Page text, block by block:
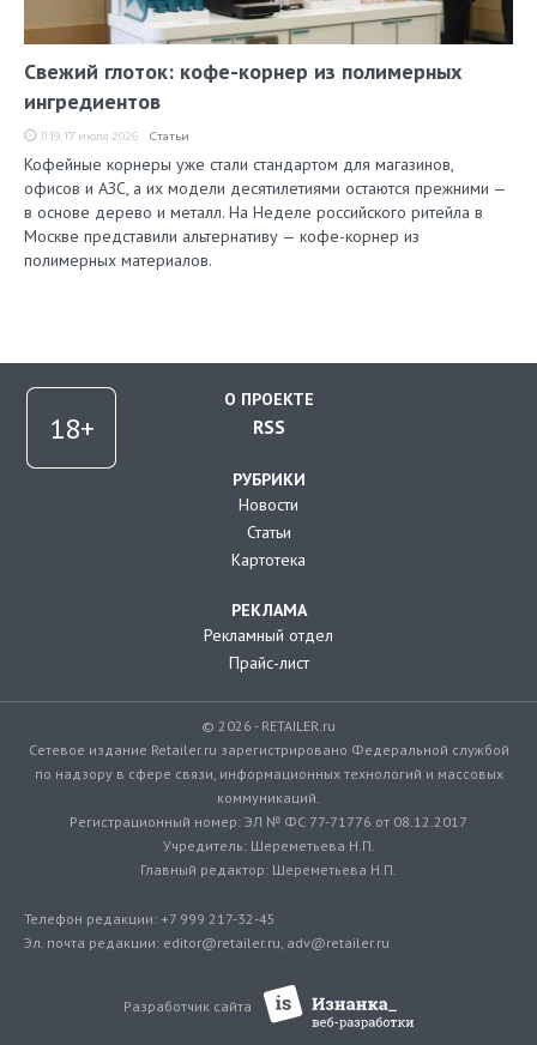
Свежий глоток: кофе-корнер из полимерных
ингредиентов
11:19, 17 июля 2026 Статьи
Кофейные корнеры уже стали стандартом для магазинов,
офисов и АЗС, а их модели десятилетиями остаются прежними —
в основе дерево и металл. На Неделе российского ритейла в
Москве представили альтернативу — кофе-корнер из
полимерных материалов.
О ПРОЕКТЕ
RSS
РУБРИКИ
Новости
Статьи
Картотека
РЕКЛАМА
Рекламный отдел
Прайс-лист
© 2026 - RETAILER.ru
Сетевое издание Retailer.ru зарегистрировано Федеральной службой
по надзору в сфере связи, информационных технологий и массовых
коммуникаций.
Регистрационный номер: ЭЛ № ФС 77-71776 от 08.12.2017
Учредитель: Шереметьева Н.П.
Главный редактор: Шереметьева Н.П.
Телефон редакции: +7 999 217-32-45
Эл. почта редакции: editor@retailer.ru, adv@retailer.ru
Разработчик сайта